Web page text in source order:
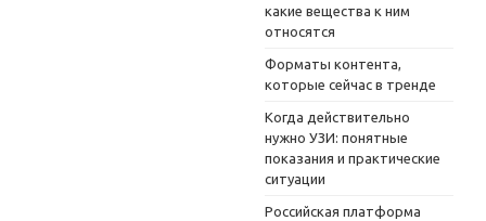
какие вещества к ним
относятся
Форматы контента,
которые сейчас в тренде
Когда действительно
нужно УЗИ: понятные
показания и практические
ситуации
Российская платформа